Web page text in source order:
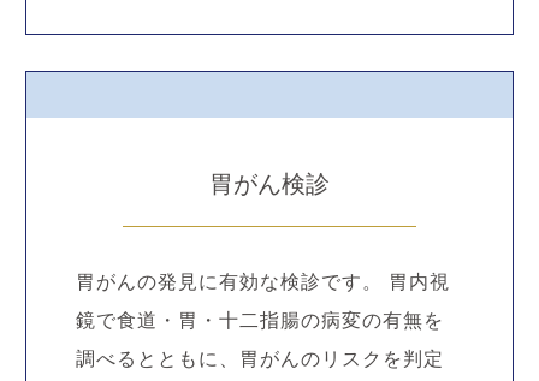
胃がん検診
胃がんの発見に有効な検診です。 胃内視
鏡で食道・胃・十二指腸の病変の有無を
調べるとともに、胃がんのリスクを判定